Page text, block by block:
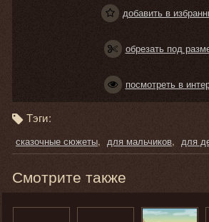
добавить в
обрезать под
посмотреть в
Тэги:
сказочные сюжеты для мальчиков для
Смотрите также